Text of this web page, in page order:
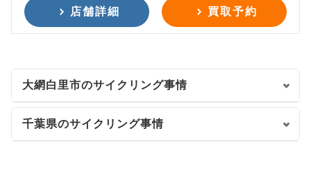
店舗詳細 買取予約
大網白里市のサイクリング事情
千葉県のサイクリング事情